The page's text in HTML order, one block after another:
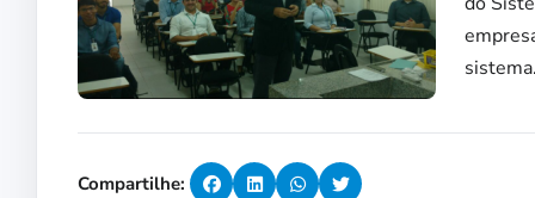
Compartilhe: